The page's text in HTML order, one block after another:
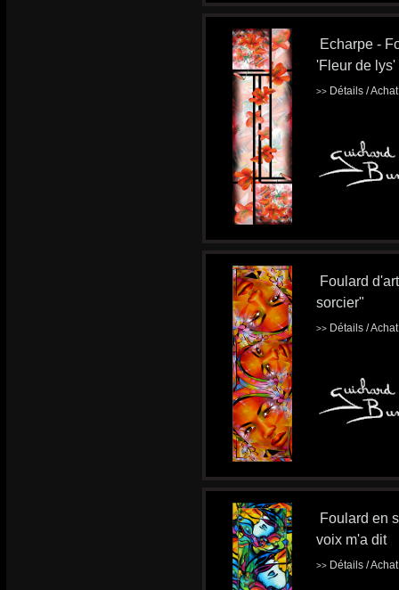
Echarpe -
'Fleur de lys'
>> Détails /
Foulard
sorcier"
>> Détails /
Foulard en
voix m'a dit
>> Détails /